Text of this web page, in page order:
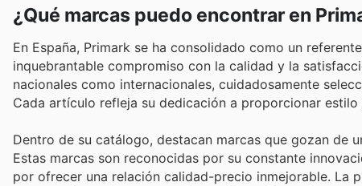
¿Qué marcas puedo encontrar en
En España, Primark se ha consolidado como un
inquebrantable compromiso con la calidad y la
nacionales como internacionales, cuidadosamente
Cada artículo refleja su dedicación a proporcionar
Dentro de su catálogo, destacan marcas que gozan de
Estas marcas son reconocidas por su constante
por ofrecer una relación calidad-precio inmejorable. La